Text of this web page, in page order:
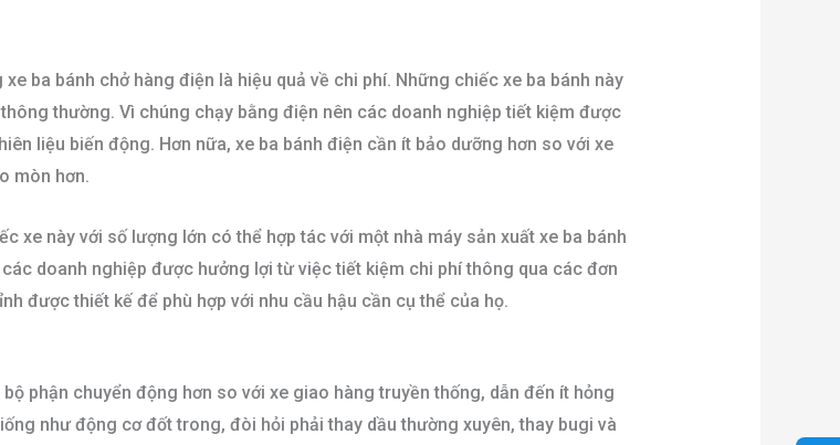
ba bánh chở hàng điện là hiệu quả về chi phí. Những chiếc xe ba bánh này
thường. Vì chúng chạy bằng điện nên các doanh nghiệp tiết kiệm được
liệu biến động. Hơn nữa, xe ba bánh điện cần ít bảo dưỡng hơn so với xe
mòn hơn.
xe này với số lượng lớn có thể hợp tác với một nhà máy sản xuất xe ba bánh
doanh nghiệp được hưởng lợi từ việc tiết kiệm chi phí thông qua các đơn
được thiết kế để phù hợp với nhu cầu hậu cần cụ thể của họ.
phận chuyển động hơn so với xe giao hàng truyền thống, dẫn đến ít hỏng
như động cơ đốt trong, đòi hỏi phải thay dầu thường xuyên, thay bugi và